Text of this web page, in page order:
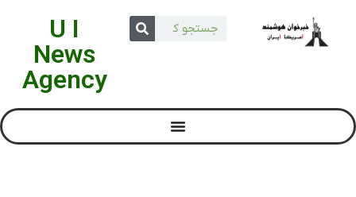
U I
News
Agency